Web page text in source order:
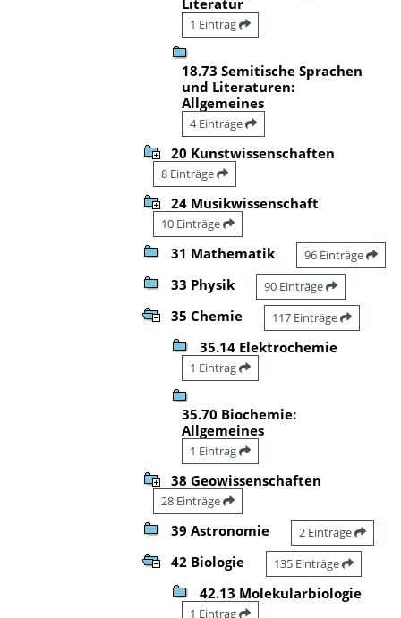
1 Eintrag
18.73 Semitische Sprachen
und Literaturen:
Allgemeines
4 Einträge
20 Kunstwissenschaften
8 Einträge
24 Musikwissenschaft
10 Einträge
31 Mathematik 96 Einträge
33 Physik 90 Einträge
35 Chemie 117 Einträge
35.14 Elektrochemie
1 Eintrag
35.70 Biochemie:
Allgemeines
1 Eintrag
38 Geowissenschaften
28 Einträge
39 Astronomie 2 Einträge
42 Biologie 135 Einträge
42.13 Molekularbiologie
1 Eintrag